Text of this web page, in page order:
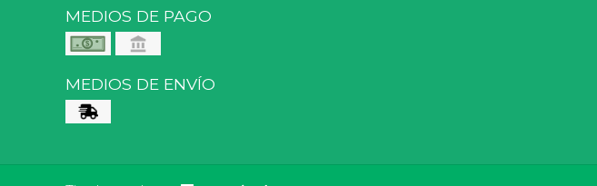
MEDIOS DE PAGO
MEDIOS DE ENVÍO